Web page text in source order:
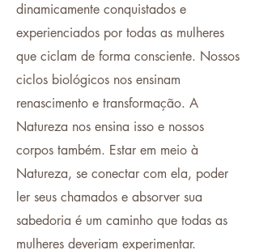
dinamicamente conquistados e
experienciados por todas as mulheres
que ciclam de forma consciente. Nossos
ciclos biológicos nos ensinam
renascimento e transformação. A
Natureza nos ensina isso e nossos
corpos também. Estar em meio à
Natureza, se conectar com ela, poder
ler seus chamados e absorver sua
sabedoria é um caminho que todas as
mulheres deveriam experimentar.